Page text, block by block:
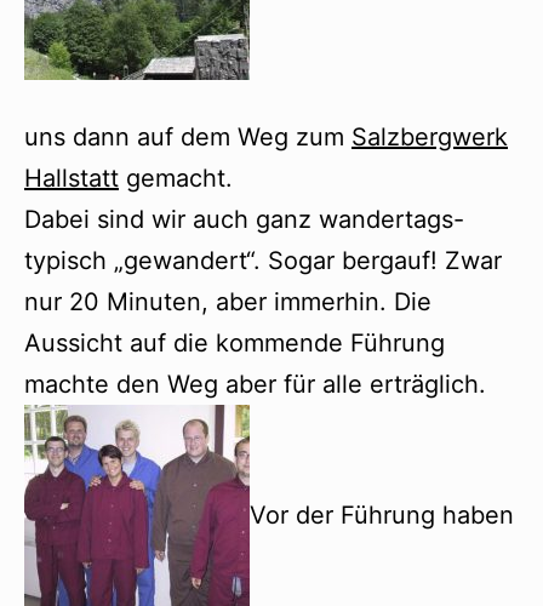
uns dann auf dem Weg zum Salzbergwerk
Hallstatt gemacht.
Dabei sind wir auch ganz wandertags-
typisch „gewandert“. Sogar bergauf! Zwar
nur 20 Minuten, aber immerhin. Die
Aussicht auf die kommende Führung
machte den Weg aber für alle erträglich.
Vor der Führung haben